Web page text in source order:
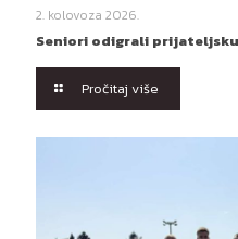
2. kolovoza 2026.
Seniori odigrali
Pročitaj više